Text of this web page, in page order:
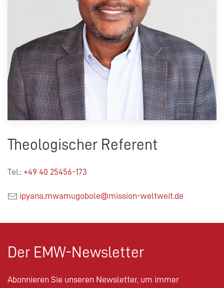
Theologischer Referent
Tel.: +49 40 25456-173
ipyana.mwamugobole@mission-weltweit.de
Der EMW-Newsletter
Abonnieren Sie unseren Newsletter, um immer